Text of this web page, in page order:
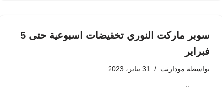
سوبر ماركت النوري تخفيضات اسبوعية حتى 5
فبراير
بواسطة مودارنت 31 يناير، 2023